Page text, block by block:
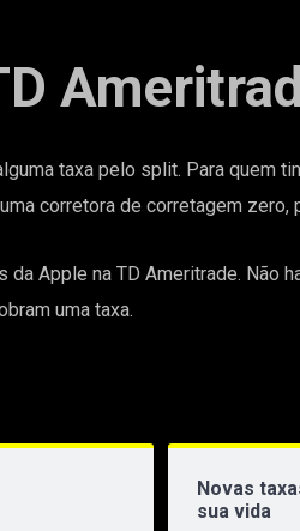
taxa pelo split. Para quem
corretora de corretagem zero,
Apple na TD Ameritrade. Não
uma taxa.
Novas
sua vida